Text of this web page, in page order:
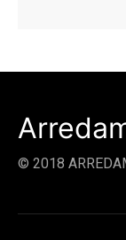
© 2018